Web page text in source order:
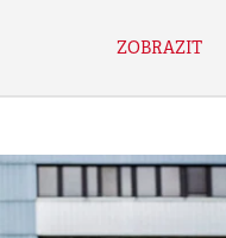
ZOBRAZIT